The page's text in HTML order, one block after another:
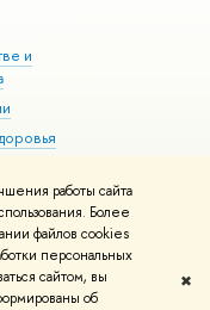
работы сайта
Более
файлов cookies
персональных
сайтом, вы
об
✖
и